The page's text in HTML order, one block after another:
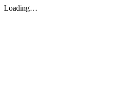
Loading…